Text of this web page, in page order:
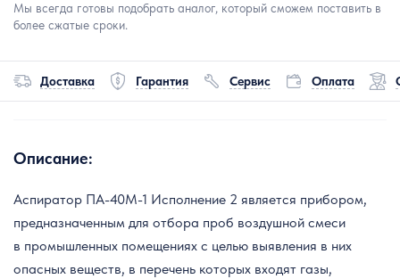
Мы всегда готовы подобрать аналог, который сможем поставить в
более сжатые сроки.
Доставка Гарантия Сервис Оплата
Описание:
Аспиратор ПА-40М-1 Исполнение 2 является прибором,
предназначенным для отбора проб воздушной смеси
в промышленных помещениях с целью выявления в них
опасных веществ, в перечень которых входят газы,